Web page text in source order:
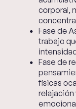
corporal,
Fase de
trabajo
Fase de
físicas
relajación